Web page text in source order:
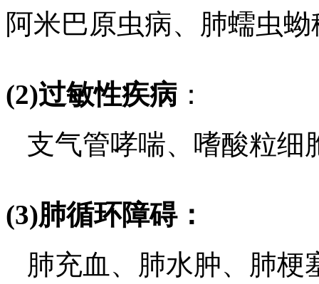
阿米巴原虫病、肺蠕虫
(2)过敏性疾病 ：
支气管哮喘、嗜酸粒细
(3)肺循环障碍：
肺充血、肺水肿、肺梗